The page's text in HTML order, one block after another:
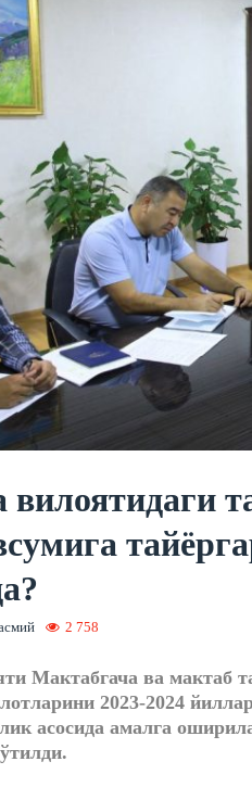
вилоятидаги
2 758
Мактабгача ва мактаб
2023-2024
асосида амалга